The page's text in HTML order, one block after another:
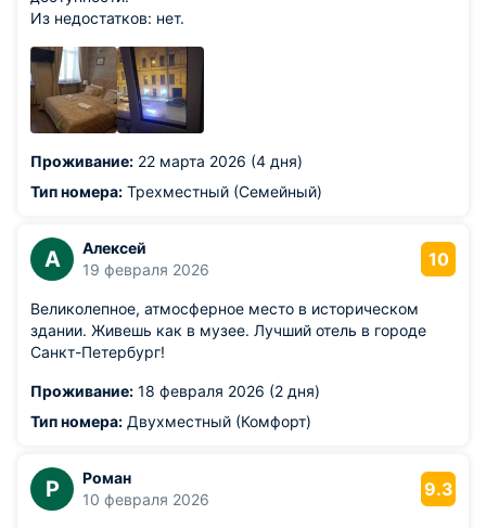
Из недостатков: нет.
Проживание: 22 марта 2026 (4 дня)
Тип номера: Трехместный (Семейный)
А
Алексей
19 февраля 2026
10
Великолепное, атмосферное место в историческом
здании. Живешь как в музее. Лучший отель в городе
Санкт-Петербург!
Проживание: 18 февраля 2026 (2 дня)
Тип номера: Двухместный (Комфорт)
Р
Роман
10 февраля 2026
9.3